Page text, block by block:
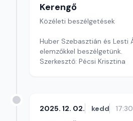
Kerengő
Közéleti beszélgetések
Huber Szebasztián és Lesti
elemzőkkel beszélgetünk.
Szerkesztő: Pécsi Krisztina
2025. 12. 02. kedd 17:30